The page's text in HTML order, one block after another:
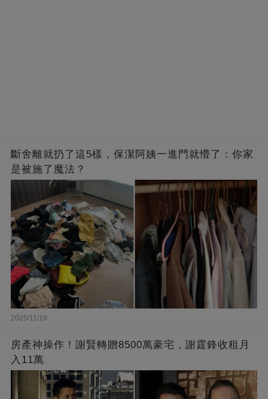
斷舍離就扔了這5樣，保潔阿姨一進門就懵了：你家
是被施了魔法？
2025/11/19
房產神操作！謝賢轉贈8500萬豪宅，謝霆鋒收租月
入11萬